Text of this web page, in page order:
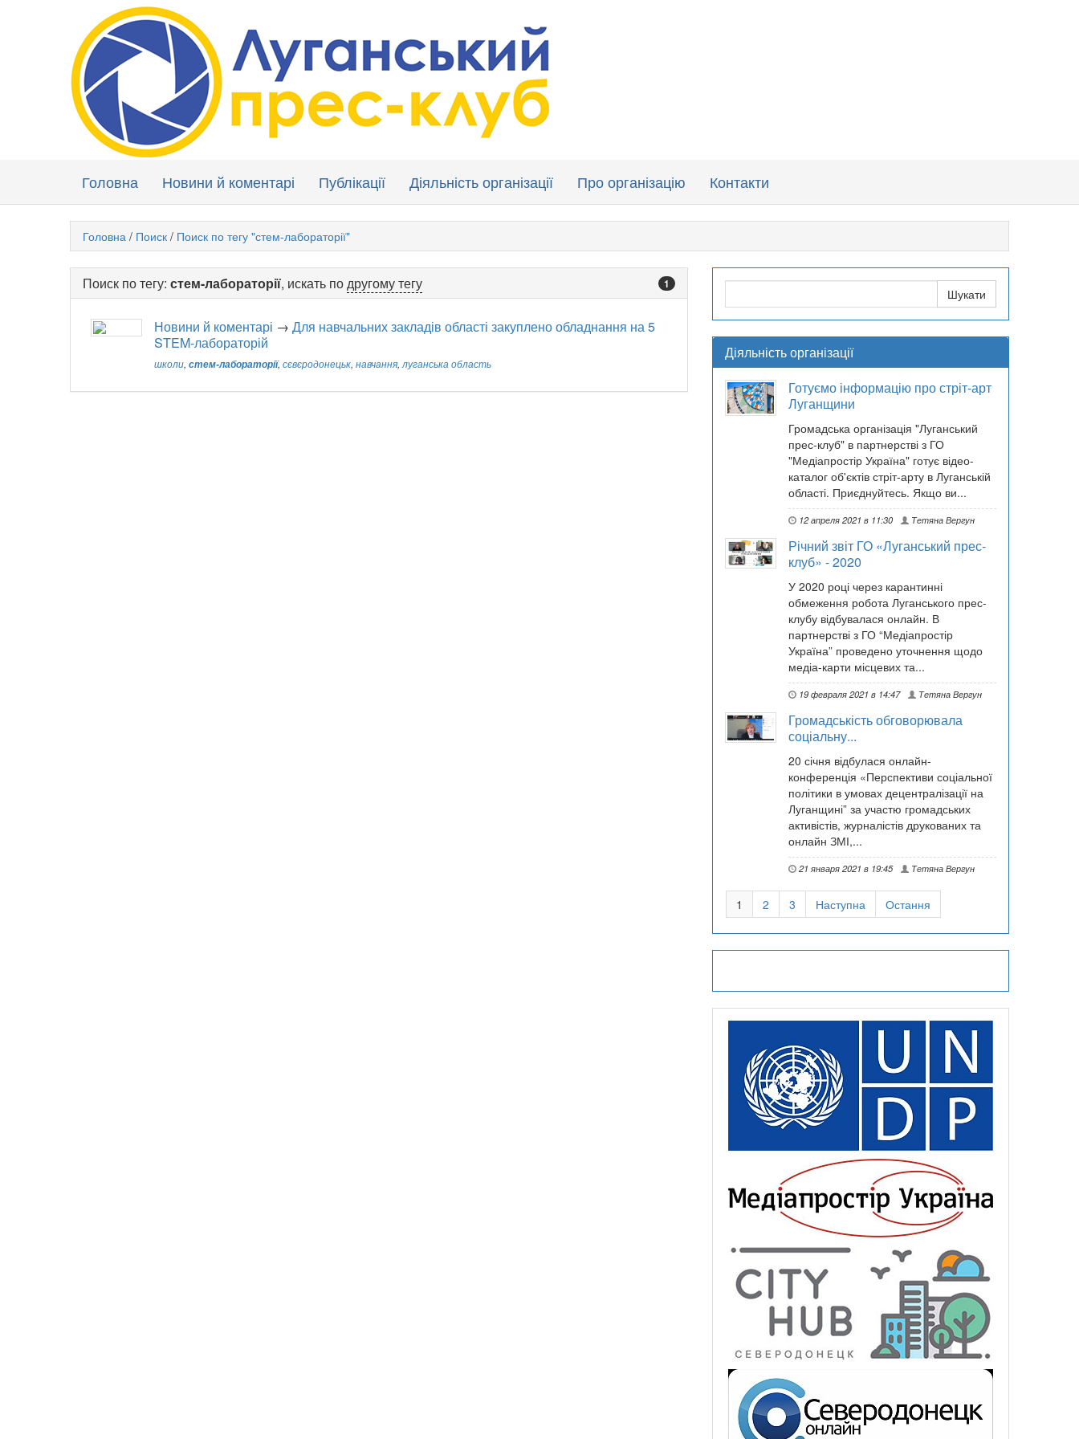
Головна Новини й коментарі Публікації Діяльність організації Про організацію Контакти
Головна / Поиск / Поиск по тегу "стем-лабораторії"
1
Поиск по тегу: стем-лабораторії, искать подругому тегу
Новини й коментарі → Для навчальних закладів області закуплено обладнання на 5
STEM-лабораторій
школи, стем-лабораторії, сєвєродонецьк, навчання, луганська область
Діяльність організації
Готуємо інформацію про стріт-арт
Луганщини
Громадська організація "Луганський
прес-клуб" в партнерстві з ГО
"Медіапростір Україна" готує відео-
каталог об'єктів стріт-арту в Луганській
області. Приєднуйтесь. Якщо ви...
12 апреля 2021 в 11:30 Тетяна Вергун
Річний звіт ГО «Луганський прес-
клуб» - 2020
У 2020 році через карантинні
обмеження робота Луганського прес-
клубу відбувалася онлайн. В
партнерстві з ГО “Медіапростір
Україна” проведено уточнення щодо
медіа-карти місцевих та...
19 февраля 2021 в 14:47 Тетяна Вергун
Громадськість обговорювала
соціальну...
20 січня відбулася онлайн-
конференція «Перспективи соціальної
політики в умовах децентралізації на
Луганщині” за участю громадських
активістів, журналістів друкованих та
онлайн ЗМІ,...
21 января 2021 в 19:45 Тетяна Вергун
1 2 3 Наступна Остання